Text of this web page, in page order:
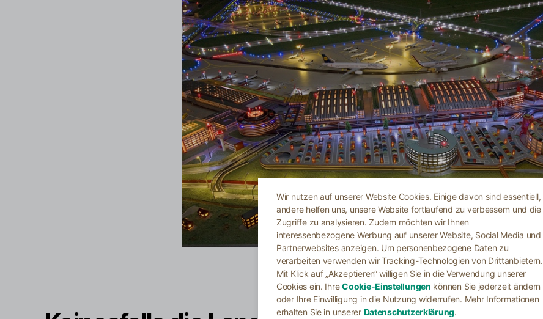
Wir nutzen auf unserer Website Cookies. Einige davon sind essentiell,
andere helfen uns, unsere Website fortlaufend zu verbessern und die
Zugriffe zu analysieren. Zudem möchten wir Ihnen
interessenbezogene Werbung auf unserer Website, Social Media und
Partnerwebsites anzeigen. Um personenbezogene Daten zu
verarbeiten verwenden wir Tracking-Technologien von Drittanbietern.
Mit Klick auf „Akzeptieren“ willigen Sie in die Verwendung unserer
Cookies ein. IhreCookie-Einstellungen können Sie jederzeit ändern
oder Ihre Einwilligung in die Nutzung widerrufen. Mehr Informationen
erhalten Sie in unserer Datenschutzerklärung.